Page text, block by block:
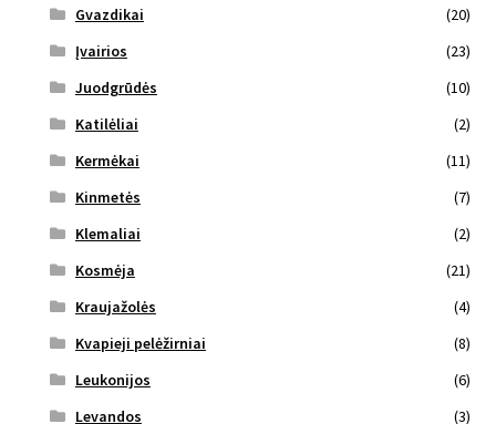
Gvazdikai
(20)
Įvairios
(23)
Juodgrūdės
(10)
Katilėliai
(2)
Kermėkai
(11)
Kinmetės
(7)
Klemaliai
(2)
Kosmėja
(21)
Kraujažolės
(4)
Kvapieji pelėžirniai
(8)
Leukonijos
(6)
Levandos
(3)